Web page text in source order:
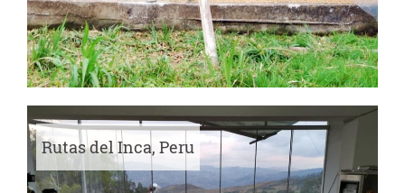
Rutas del Inca, Peru